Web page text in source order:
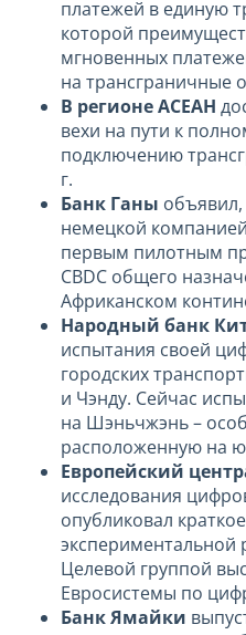
платежей в единую
которой
мгновенных
на трансграничные
В регионе АСЕАН
вехи на пути к
подключению
г.
Банк Ганы объявил,
немецкой компанией
первым пилотным
CBDC общего
Африканском
Народный банк
испытания своей
городских
и Чэнду. Сейчас
на Шэньчжэнь –
расположенную на
Европейский
исследования
опубликовал
экспериментальной
Целевой группой
Евросистемы по
Банк Ямайки